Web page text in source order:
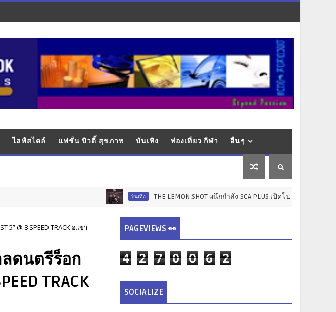
ไลฟ์สไตล์ แฟชั่น บิวตี้ สุขภาพ บันเทิง ท่องเที่ยว กีฬา อื่นๆ
บันเทิง THE LEMON SHOT ผนึกกำลัง SCA PLUS เปิดโปรเจกต์ "STARLAB"
@ 8 SPEED TRACK อ.เขา
ลดนตรีร็อก
TRACK
PAGEVIEWS 👀
4 2 7 0 0 6 2
SOCIALIZE